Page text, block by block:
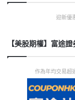
迎新優
【美股期權】富途
作為年均交易超